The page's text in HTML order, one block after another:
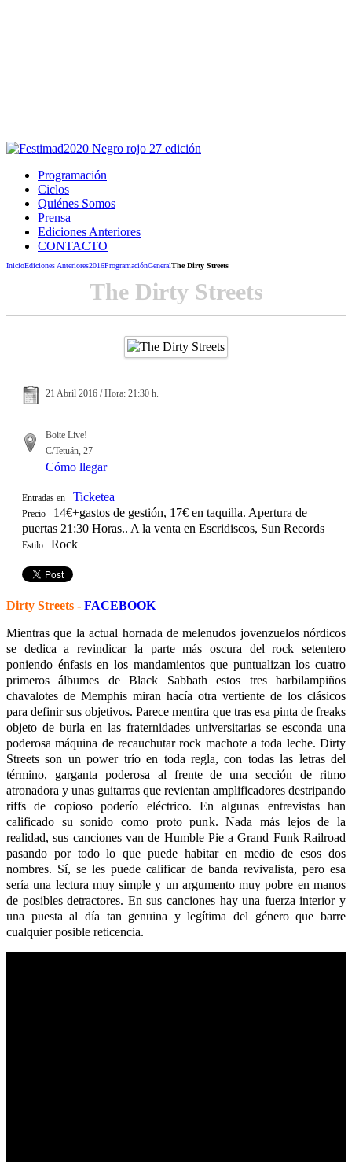
Programación
Ciclos
Quiénes Somos
Prensa
Ediciones Anteriores
CONTACTO
InicioEdiciones Anteriores2016ProgramaciónGeneralThe Dirty Streets
The Dirty Streets
21 Abril 2016 / Hora: 21:30 h.
Boite Live!
C/Tetuán, 27
Cómo llegar
Entradas en Ticketea
Precio
14€+gastos de gestión, 17€ en taquilla. Apertura de
puertas 21:30 Horas.. A la venta en Escridiscos, Sun Records
Estilo Rock
Dirty Streets - FACEBOOK
Mientras que la actual hornada de melenudos jovenzuelos nórdicos
se dedica a revindicar la parte más oscura del rock setentero
poniendo énfasis en los mandamientos que puntualizan los cuatro
primeros álbumes de Black Sabbath estos tres barbilampiños
chavalotes de Memphis miran hacía otra vertiente de los clásicos
para definir sus objetivos. Parece mentira que tras esa pinta de freaks
objeto de burla en las fraternidades universitarias se esconda una
poderosa máquina de recauchutar rock machote a toda leche. Dirty
Streets son un power trío en toda regla, con todas las letras del
término, garganta poderosa al frente de una sección de ritmo
atronadora y unas guitarras que revientan amplificadores destripando
riffs de copioso poderío eléctrico. En algunas entrevistas han
calificado su sonido como proto punk. Nada más lejos de la
realidad, sus canciones van de Humble Pie a Grand Funk Railroad
pasando por todo lo que puede habitar en medio de esos dos
nombres. Sí, se les puede calificar de banda revivalista, pero esa
sería una lectura muy simple y un argumento muy pobre en manos
de posibles detractores. En sus canciones hay una fuerza interior y
una puesta al día tan genuina y legítima del género que barre
cualquier posible reticencia.